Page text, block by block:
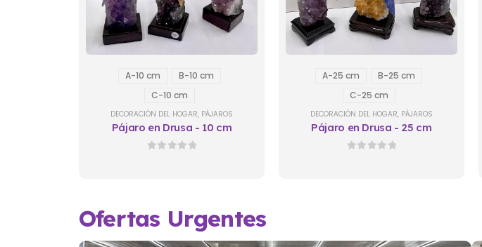
A-10 cm
B-10 cm
C-10 cm
DECORACIÓN DEL HOGAR, PÁJAROS
Pájaro en Drusa - 10 cm
A-25 cm
B-25 cm
C-25 cm
DECORACIÓN DEL HOGAR, PÁJAROS
Pájaro en Drusa - 25 cm
Ofertas Urgentes